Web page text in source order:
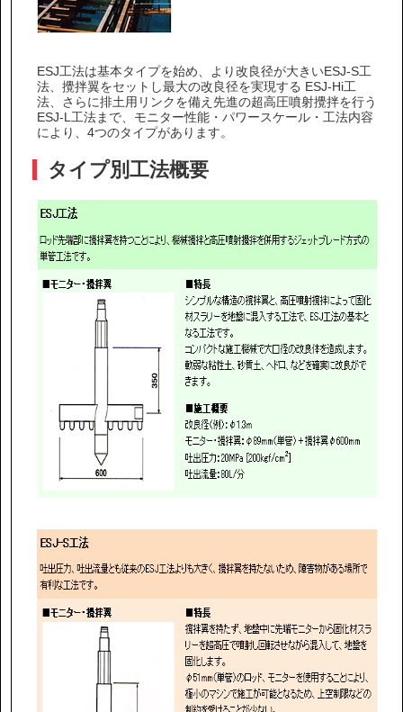
採用情報
営業カタログダウンロード
協力会社の皆様へ
個人情報等保護ポリシー
このサイトの使い方
ESJ工法は基本タイプを始め、より改良径が大きいESJ-S工
法、攪拌翼をセットし最大の改良径を実現する ESJ-Hi工
法、さらに排土用リンクを備え先進の超高圧噴射攪拌を行う
ESJ-L工法まで、モニター性能・パワースケール・工法内容
により、4つのタイプがあります。
タイプ別工法概要